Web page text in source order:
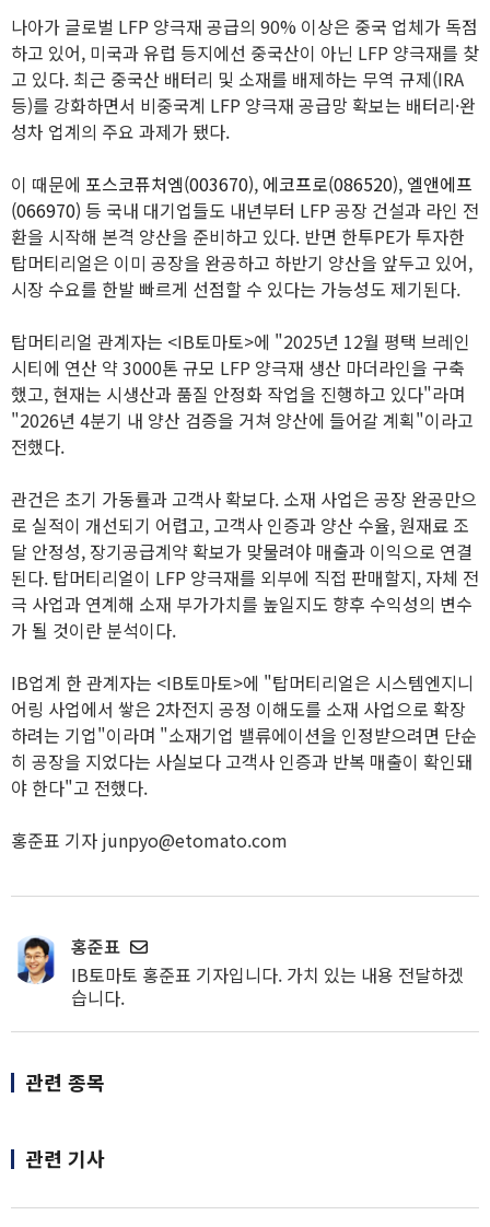
나아가 글로벌 LFP 양극재 공급의 90% 이상은 중국 업체가 독점
하고 있어, 미국과 유럽 등지에선 중국산이 아닌 LFP 양극재를 찾
고 있다. 최근 중국산 배터리 및 소재를 배제하는 무역 규제(IRA
등)를 강화하면서 비중국계 LFP 양극재 공급망 확보는 배터리·완
성차 업계의 주요 과제가 됐다.
이 때문에 포스코퓨처엠(003670), 에코프로(086520), 엘앤에프
(066970) 등 국내 대기업들도 내년부터 LFP 공장 건설과 라인 전
환을 시작해 본격 양산을 준비하고 있다. 반면 한투PE가 투자한
탑머티리얼은 이미 공장을 완공하고 하반기 양산을 앞두고 있어,
시장 수요를 한발 빠르게 선점할 수 있다는 가능성도 제기된다.
탑머티리얼 관계자는 <IB토마토>에 "2025년 12월 평택 브레인
시티에 연산 약 3000톤 규모 LFP 양극재 생산 마더라인을 구축
했고, 현재는 시생산과 품질 안정화 작업을 진행하고 있다"라며
"2026년 4분기 내 양산 검증을 거쳐 양산에 들어갈 계획"이라고
전했다.
관건은 초기 가동률과 고객사 확보다. 소재 사업은 공장 완공만으
로 실적이 개선되기 어렵고, 고객사 인증과 양산 수율, 원재료 조
달 안정성, 장기공급계약 확보가 맞물려야 매출과 이익으로 연결
된다. 탑머티리얼이 LFP 양극재를 외부에 직접 판매할지, 자체 전
극 사업과 연계해 소재 부가가치를 높일지도 향후 수익성의 변수
가 될 것이란 분석이다.
IB업계 한 관계자는 <IB토마토>에 "탑머티리얼은 시스템엔지니
어링 사업에서 쌓은 2차전지 공정 이해도를 소재 사업으로 확장
하려는 기업"이라며 "소재기업 밸류에이션을 인정받으려면 단순
히 공장을 지었다는 사실보다 고객사 인증과 반복 매출이 확인돼
야 한다"고 전했다.
홍준표 기자 junpyo@etomato.com
홍준표
IB토마토 홍준표 기자입니다. 가치 있는 내용 전달하겠
습니다.
관련 종목
관련 기사